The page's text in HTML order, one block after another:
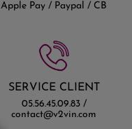
Apple Pay / Paypal / CB
SERVICE CLIENT
05.56.45.09.83 /
contact@v2vin.com